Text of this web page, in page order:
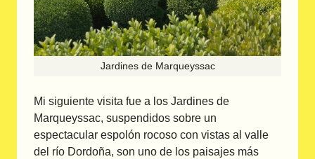
Jardines de Marqueyssac
Mi siguiente visita fue a los Jardines de
Marqueyssac, suspendidos sobre un
espectacular espolón rocoso con vistas al valle
del río Dordoña, son uno de los paisajes más